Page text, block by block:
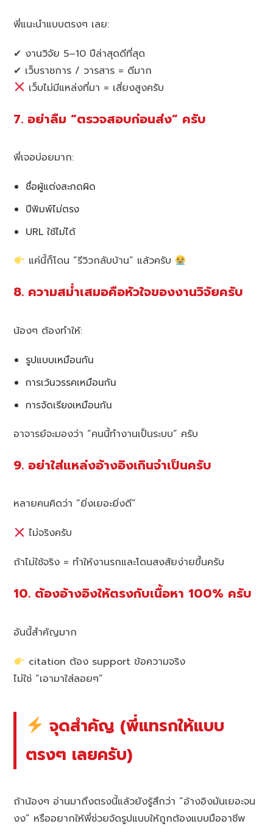
พี่แนะนำแบบตรงๆ เลย:
✔ งานวิจัย 5–10 ปีล่าสุดดีที่สุด
✔ เว็บราชการ / วารสาร = ดีมาก
เว็บไม่มีแหล่งที่มา = เสี่ยงสูงครับ
7. อย่าลืม “ตรวจสอบก่อนส่ง” ครับ
พี่เจอบ่อยมาก:
ชื่อผู้แต่งสะกดผิด
ปีพิมพ์ไม่ตรง
URL ใช้ไม่ได้
แค่นี้ก็โดน “รีวิวกลับบ้าน” แล้วครับ
8. ความสม่ำเสมอคือหัวใจของงานวิจัยครับ
น้องๆ ต้องทำให้:
รูปแบบเหมือนกัน
การเว้นวรรคเหมือนกัน
การจัดเรียงเหมือนกัน
อาจารย์จะมองว่า “คนนี้ทำงานเป็นระบบ” ครับ
9. อย่าใส่แหล่งอ้างอิงเกินจำเป็นครับ
หลายคนคิดว่า “ยิ่งเยอะยิ่งดี”
ไม่จริงครับ
ถ้าไม่ใช้จริง = ทำให้งานรกและโดนสงสัยง่ายขึ้นครับ
10. ต้องอ้างอิงให้ตรงกับเนื้อหา 100% ครับ
อันนี้สำคัญมาก
citation ต้อง support ข้อความจริง
ไม่ใช่ “เอามาใส่ลอยๆ”
จุดสำคัญ (พี่แทรกให้แบบ
ตรงๆ เลยครับ)
ถ้าน้องๆ อ่านมาถึงตรงนี้แล้วยังรู้สึกว่า “อ้างอิงมันเยอะจน
งง” หรืออยากให้พี่ช่วยจัดรูปแบบให้ถูกต้องแบบมืออาชีพ